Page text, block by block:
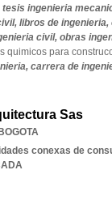
tesis ingenieria
libros de ingenieria,
civil, obras
quimicos para
carrera de
Sas
BOGOTA
conexas de